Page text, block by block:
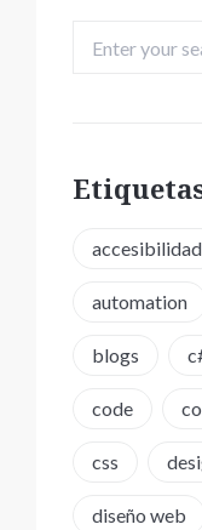
accesibilidad
automation
blogs
code
css
diseño web